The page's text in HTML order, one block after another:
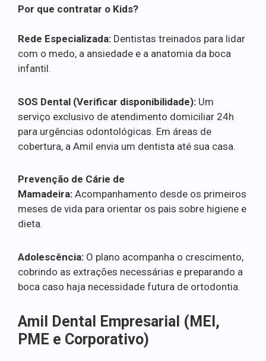
Por que contratar o Kids?
Rede Especializada: Dentistas treinados para lidar
com o medo, a ansiedade e a anatomia da boca
infantil.
SOS Dental (Verificar disponibilidade): Um
serviço exclusivo de atendimento domiciliar 24h
para urgências odontológicas. Em áreas de
cobertura, a Amil envia um dentista até sua casa.
Prevenção de Cárie de
Mamadeira: Acompanhamento desde os primeiros
meses de vida para orientar os pais sobre higiene e
dieta.
Adolescência: O plano acompanha o crescimento,
cobrindo as extrações necessárias e preparando a
boca caso haja necessidade futura de ortodontia.
Amil Dental Empresarial (MEI,
PME e Corporativo)